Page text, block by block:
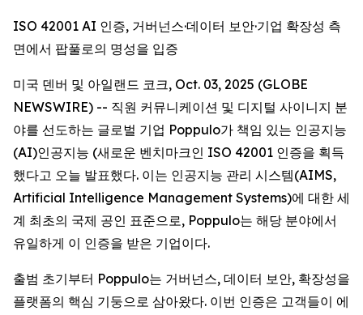
ISO 42001 AI 인증, 거버넌스·데이터 보안·기업 확장성 측
면에서 팝풀로의 명성을 입증
미국 덴버 및 아일랜드 코크, Oct. 03, 2025 (GLOBE
NEWSWIRE) -- 직원 커뮤니케이션 및 디지털 사이니지 분
야를 선도하는 글로벌 기업 Poppulo가 책임 있는 인공지능
(AI)인공지능 (새로운 벤치마크인 ISO 42001 인증을 획득
했다고 오늘 발표했다. 이는 인공지능 관리 시스템(AIMS,
Artificial Intelligence Management Systems)에 대한 세
계 최초의 국제 공인 표준으로, Poppulo는 해당 분야에서
유일하게 이 인증을 받은 기업이다.
출범 초기부터 Poppulo는 거버넌스, 데이터 보안, 확장성을
플랫폼의 핵심 기둥으로 삼아왔다. 이번 인증은 고객들이 에